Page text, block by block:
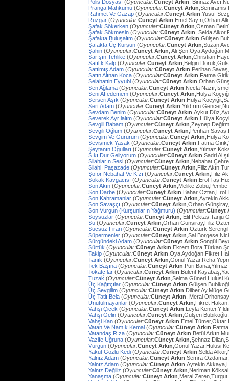
Polis Dosyası (Oyuncular:Cüneyt Arkın , Binnaz
Pranga Mahkumu (Oyuncular:Cüneyt Arkın
Rahmet Ve Gazap (Oyuncular:Cüneyt Arkın ,Yusuf
Rüzgar (Oyuncular:Cüneyt Arkın ,Emel Sayın,Orhan
Şafak Sökerken (Oyuncular:Cüneyt Arkın ,Osman
Şafak Sökmesin (Oyuncular:Cüneyt Arkın , Selda
Şafakta Buluşalım (Oyuncular:Cüneyt Arkın ,Gülşen
Şafakta Üç Kurşun (Oyuncular:Cüneyt Arkın ,Suzan
Şahin (Oyuncular:Cüneyt Arkın , Ali Şen,Oya
Sarışın Tehlike (Oyuncular:Cüneyt Arkın ,Christian
Satılık Kalp (Oyuncular:Cüneyt Arkın ,Belgin
Satılmış Adam (Oyuncular:Cüneyt Arkın ,Perihan
Satın Alınan Koca (Oyuncular:Cüneyt Arkın ,Fatma
Selahattin Eyyubi (Oyuncular:Cüneyt Arkın ,Orhan
Sen Ağlama (Oyuncular:Cüneyt Arkın ,Necla
Seni Affedemem (Oyuncular:Cüneyt Arkın ,Hülya
Serseri Aşık (Oyuncular:Cüneyt Arkın ,Hülya
Sert Adam (Oyuncular:Cüneyt Arkın ,Yıldırım
Sevdam Benim (Oyuncular:Cüneyt Arkın ,Aykut
Severek Ayrılalım (Oyuncular:Cüneyt Arkın ,Hülya
Sevgili Babam (Oyuncular:Cüneyt Arkın ,Zeynep
Sevgili Oğlum (Oyuncular:Cüneyt Arkın ,Perihan
Sevgim Ve Gururum (Oyuncular:Cüneyt Arkın ,Hülya
Sevişmek Yasak (Oyuncular:Cüneyt Arkın ,Fatma
Şeytanın Oğulları (Oyuncular:Cüneyt Arkın ,Yılmaz
Sıkı Dur Geliyorum (Oyuncular:Cüneyt Arkın ,Sadri
Silahların Sesi (Oyuncular:Cüneyt Arkın ,Nebahat
Silahlı Paşazade (Oyuncular:Cüneyt Arkın ,Filiz
Şoför Nebahat Ve Kızı (Oyuncular:Cüneyt Arkın ,Filiz
Sokak Kavgacısı (Oyuncular:Cüneyt Arkın ,Erol
Son Akın (Oyuncular:Cüneyt Arkın ,Melike
Son Darbe (Oyuncular:Cüneyt Arkın ,Bahar Öztan,Erol
Son Kahramanlar (Oyuncular:Cüneyt Arkın ,Aytekin
Son Savaşçı (Oyuncular:Cüneyt Arkın ,Orhan
Son Vurgun (Kurşunların Yağmuru) (Oyuncular:Cüneyt
Soysuzlar (Oyuncular:Cüneyt Arkın , Elif Pektaş,Tanju
Su (Oyuncular:Cüneyt Arkın ,Orhan Günşiray,Filiz
Suçsuz Firari (Oyuncular:Cüneyt Arkın ,Öztürk
Süpermenler (Oyuncular:Cüneyt Arkın ,Sal
Sürgündeki Adam (Oyuncular:Cüneyt Arkın ,Songül
Sürtük (Oyuncular:Cüneyt Arkın ,Ekrem Bora,Türkan
Takip (Oyuncular:Cüneyt Arkın ,Oya Aydoğan,Fikret
Tanık (Oyuncular:Cüneyt Arkın ,Gönül Yazar,Reha
Tek Başına (Oyuncular:Cüneyt Arkın ,Puri
Tokatçılar (Oyuncular:Cüneyt Arkın ,Bülent
Tuzak (Oyuncular:Cüneyt Arkın ,Selma Güneri,Hulusi
Üç Kağıtçılar (Oyuncular:Cüneyt Arkın ,Gülşen
Üç Sevgilim (Oyuncular:Cüneyt Arkın ,Dilber Ay,Müge
Üç Tatlı Bela (Oyuncular:Cüneyt Arkın , Meral
Unutulmayanlar (Oyuncular:Cüneyt Arkın ,Fikret
Vahşi Çiçek (Oyuncular:Cüneyt Arkın ,Leyla
Vahşi Gelin (Oyuncular:Cüneyt Arkın ,Gülşen
Vahşi Kan (Oyuncular:Cüneyt Arkın ,Emel
Vatan Ve Namık Kemal (Oyuncular:Cüneyt Arkın
Vatandaş Rıza (Oyuncular:Cüneyt Arkın ,Betül
Vazife Uğruna (Oyuncular:Cüneyt Arkın ,Şehnaz
Vurgun (Oyuncular:Cüneyt Arkın ,Gönül Yazar,Hulusi
Yakut Gözlü Kedi (Oyuncular:Cüneyt Arkın ,Selda
Yalnız Adam (Oyuncular:Cüneyt Arkın ,Semra
Yalnız Adam (Oyuncular:Cüneyt Arkın ,Aytekin
Yalnız Değiliz (Oyuncular:Cüneyt Arkın ,Neriman
Yanaşma (Oyuncular:Cüneyt Arkın ,Meral